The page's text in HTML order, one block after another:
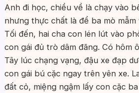
Anh đi học, chiều về là chạy vào
nhưng thực chất là để ba mò mẫm
Tối đến, hai cha con lén lút vào
con gái đủ trò dâm đãng. Có hôm
Tây lúc chạng vạng, đậu xe đạp
con gái bú cặc ngay trên yên xe.
đất cỏ, miệng ngậm lấy con cặc